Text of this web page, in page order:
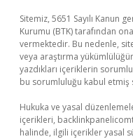
Sitemiz, 5651 Sayılı Kanun
Kurumu (BTK) tarafından
vermektedir. Bu nedenle,
veya araştırma
yazdıkları içeriklerin
bu sorumluluğu kabul etmiş
Hukuka ve yasal
içerikleri,
halinde, ilgili içerikler yasal